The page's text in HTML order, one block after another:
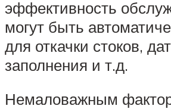
эффективность
могут быть
для откачки стоков,
заполнения и т.д.
Немаловажным